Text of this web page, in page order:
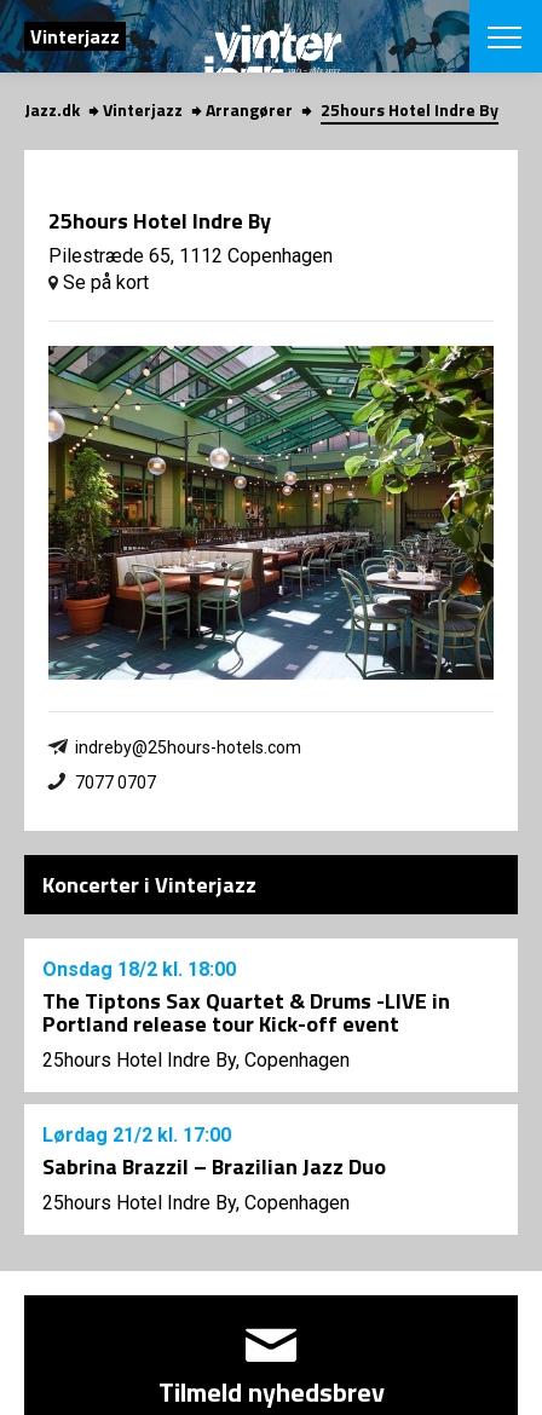
SØG
Vinterjazz
English
App
App
Presse/
Om
Om
Kontakt
Om fonden
Om
SHOP
Jazz.dk Vinterjazz Arrangører 25hours Hotel Indre By
25hours Hotel Indre By
Pilestræde 65, 1112 Copenhagen
Se på kort
indreby@25hours-hotels.com
7077 0707
Koncerter i Vinterjazz
Onsdag 18/2 kl. 18:00
The Tiptons Sax Quartet & Drums -LIVE in
Portland release tour Kick-off event
25hours Hotel Indre By, Copenhagen
Lørdag 21/2 kl. 17:00
Sabrina Brazzil – Brazilian Jazz Duo
25hours Hotel Indre By, Copenhagen
Tilmeld nyhedsbrev